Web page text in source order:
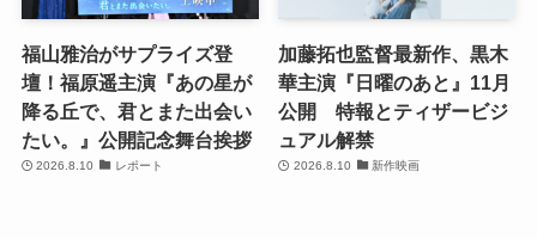
福山雅治がサプライズ登
壇！福原遥主演『あの星が
降る丘で、君とまた出会い
たい。』公開記念舞台挨拶
2026.8.10 レポート
加藤拓也監督最新作、黒木
華主演『日曜のあと』11月
公開 特報とティザービジ
ュアル解禁
2026.8.10 新作映画